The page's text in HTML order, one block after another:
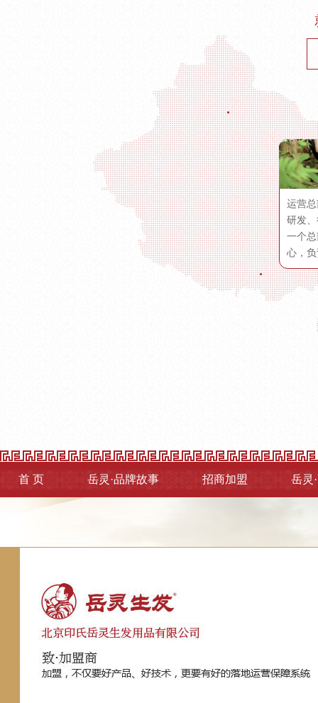
运营
研发
一个
心，
首 页 岳灵·品牌故事 招商加盟 岳灵